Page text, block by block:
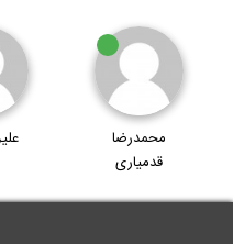
محمدرضا
قدمیاری